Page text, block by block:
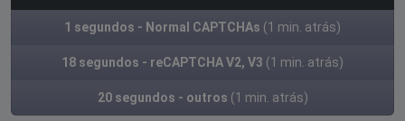
1 segundos - Normal CAPTCHAs (1 min. atrás)
18 segundos - reCAPTCHA V2, V3 (1 min. atrás)
20 segundos - outros (1 min. atrás)